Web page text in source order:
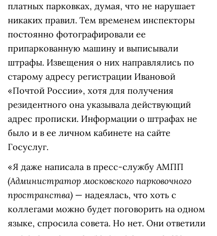
платных парковках, думая, что не нарушает
никаких правил. Тем временем инспекторы
постоянно фотографировали ее
припаркованную машину и выписывали
штрафы. Извещения о них направлялись по
старому адресу регистрации Ивановой
«Почтой России», хотя для получения
резидентного она указывала действующий
адрес прописки. Информации о штрафах не
было и в ее личном кабинете на сайте
Госуслуг.
«Я даже написала в пресс-службу АМПП
(Администратор московского парковочного
пространства) — надеялась, что хоть с
коллегами можно будет поговорить на одном
языке, спросила совета. Но нет. Они ответили